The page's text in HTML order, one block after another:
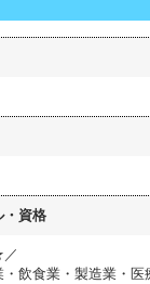
・資格
飲食業・製造業・